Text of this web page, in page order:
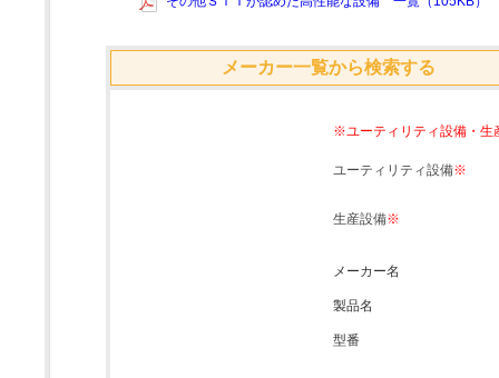
メーカー一覧から検索する
※ユーティリティ設備・生
ユーティリティ設備※
生産設備※
メーカー名
製品名
型番